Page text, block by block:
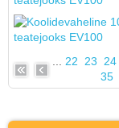
22 23 24
35